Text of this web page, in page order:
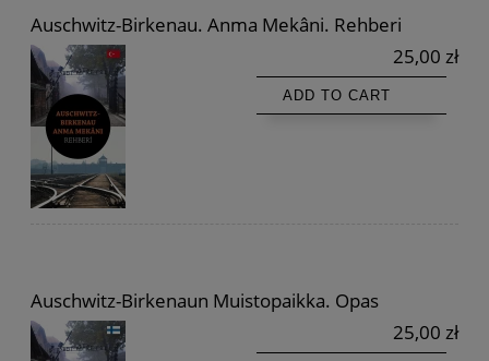
Auschwitz-Birkenau. Anma Mekâni. Rehberi
25,00 zł
ADD TO CART
Auschwitz-Birkenaun Muistopaikka. Opas
25,00 zł